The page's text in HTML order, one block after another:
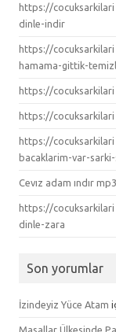
https://
dinle-indir
https://
hamama-gittik-
https://
https://
https://
bacaklarim-var-
Cevız adam ındır mp3
https://
dinle-zara
Son yorumlar
İzindeyiz Yüce Atam
Masallar Ülkesinde